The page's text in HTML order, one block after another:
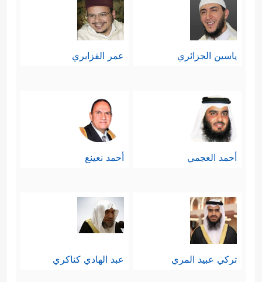
ياسين الجزائري عمر القزابري
أحمد العجمي أحمد نعينع
تركي عبيد المري عبد الهادي كناكري